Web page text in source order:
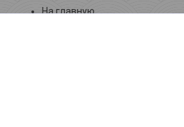
На главную